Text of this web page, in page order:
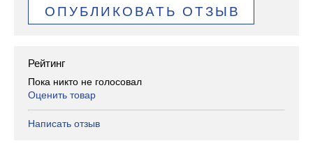
ОПУБЛИКОВАТЬ ОТЗЫВ
Рейтинг
Пока никто не голосовал
Оценить товар
Написать отзыв